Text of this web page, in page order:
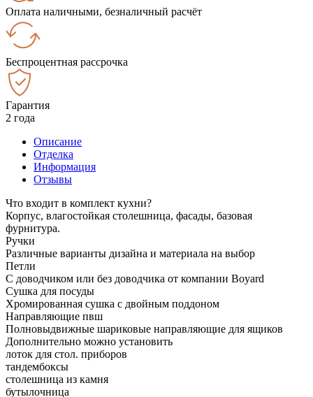
Оплата наличными, безналичный расчёт
Беспроцентная рассрочка
Гарантия
2 года
Описание
Отделка
Информация
Отзывы
Что входит в комплект кухни?
Корпус, влагостойкая столешница, фасады, базовая
фурнитура.
Ручки
Различные варианты дизайна и материала на выбор
Петли
С доводчиком или без доводчика от компании Boyard
Сушка для посуды
Хромированная сушка с двойным поддоном
Направляющие пвш
Полновыдвижные шариковые направляющие для ящиков
Дополнительно можно установить
лоток для стол. приборов
тандембоксы
столешница из камня
бутылочница